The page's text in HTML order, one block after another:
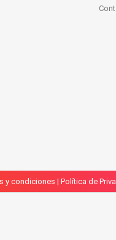
y condiciones | Política de